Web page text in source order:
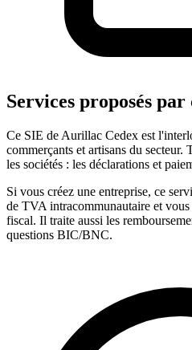
Services proposés par
Ce SIE de Aurillac Cedex est
commerçants et artisans du
les sociétés : les déclarations et
Si vous créez une entreprise, ce
de TVA intracommunautaire et
fiscal. Il traite aussi les
questions BIC/BNC.